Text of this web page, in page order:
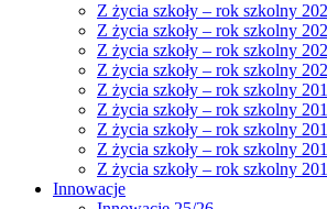
Z życia szkoły – rok szkolny
Z życia szkoły – rok szkolny
Z życia szkoły – rok szkolny
Z życia szkoły – rok szkolny
Z życia szkoły – rok szkolny
Z życia szkoły – rok szkolny
Z życia szkoły – rok szkolny
Z życia szkoły – rok szkolny
Z życia szkoły – rok szkolny
Innowacje